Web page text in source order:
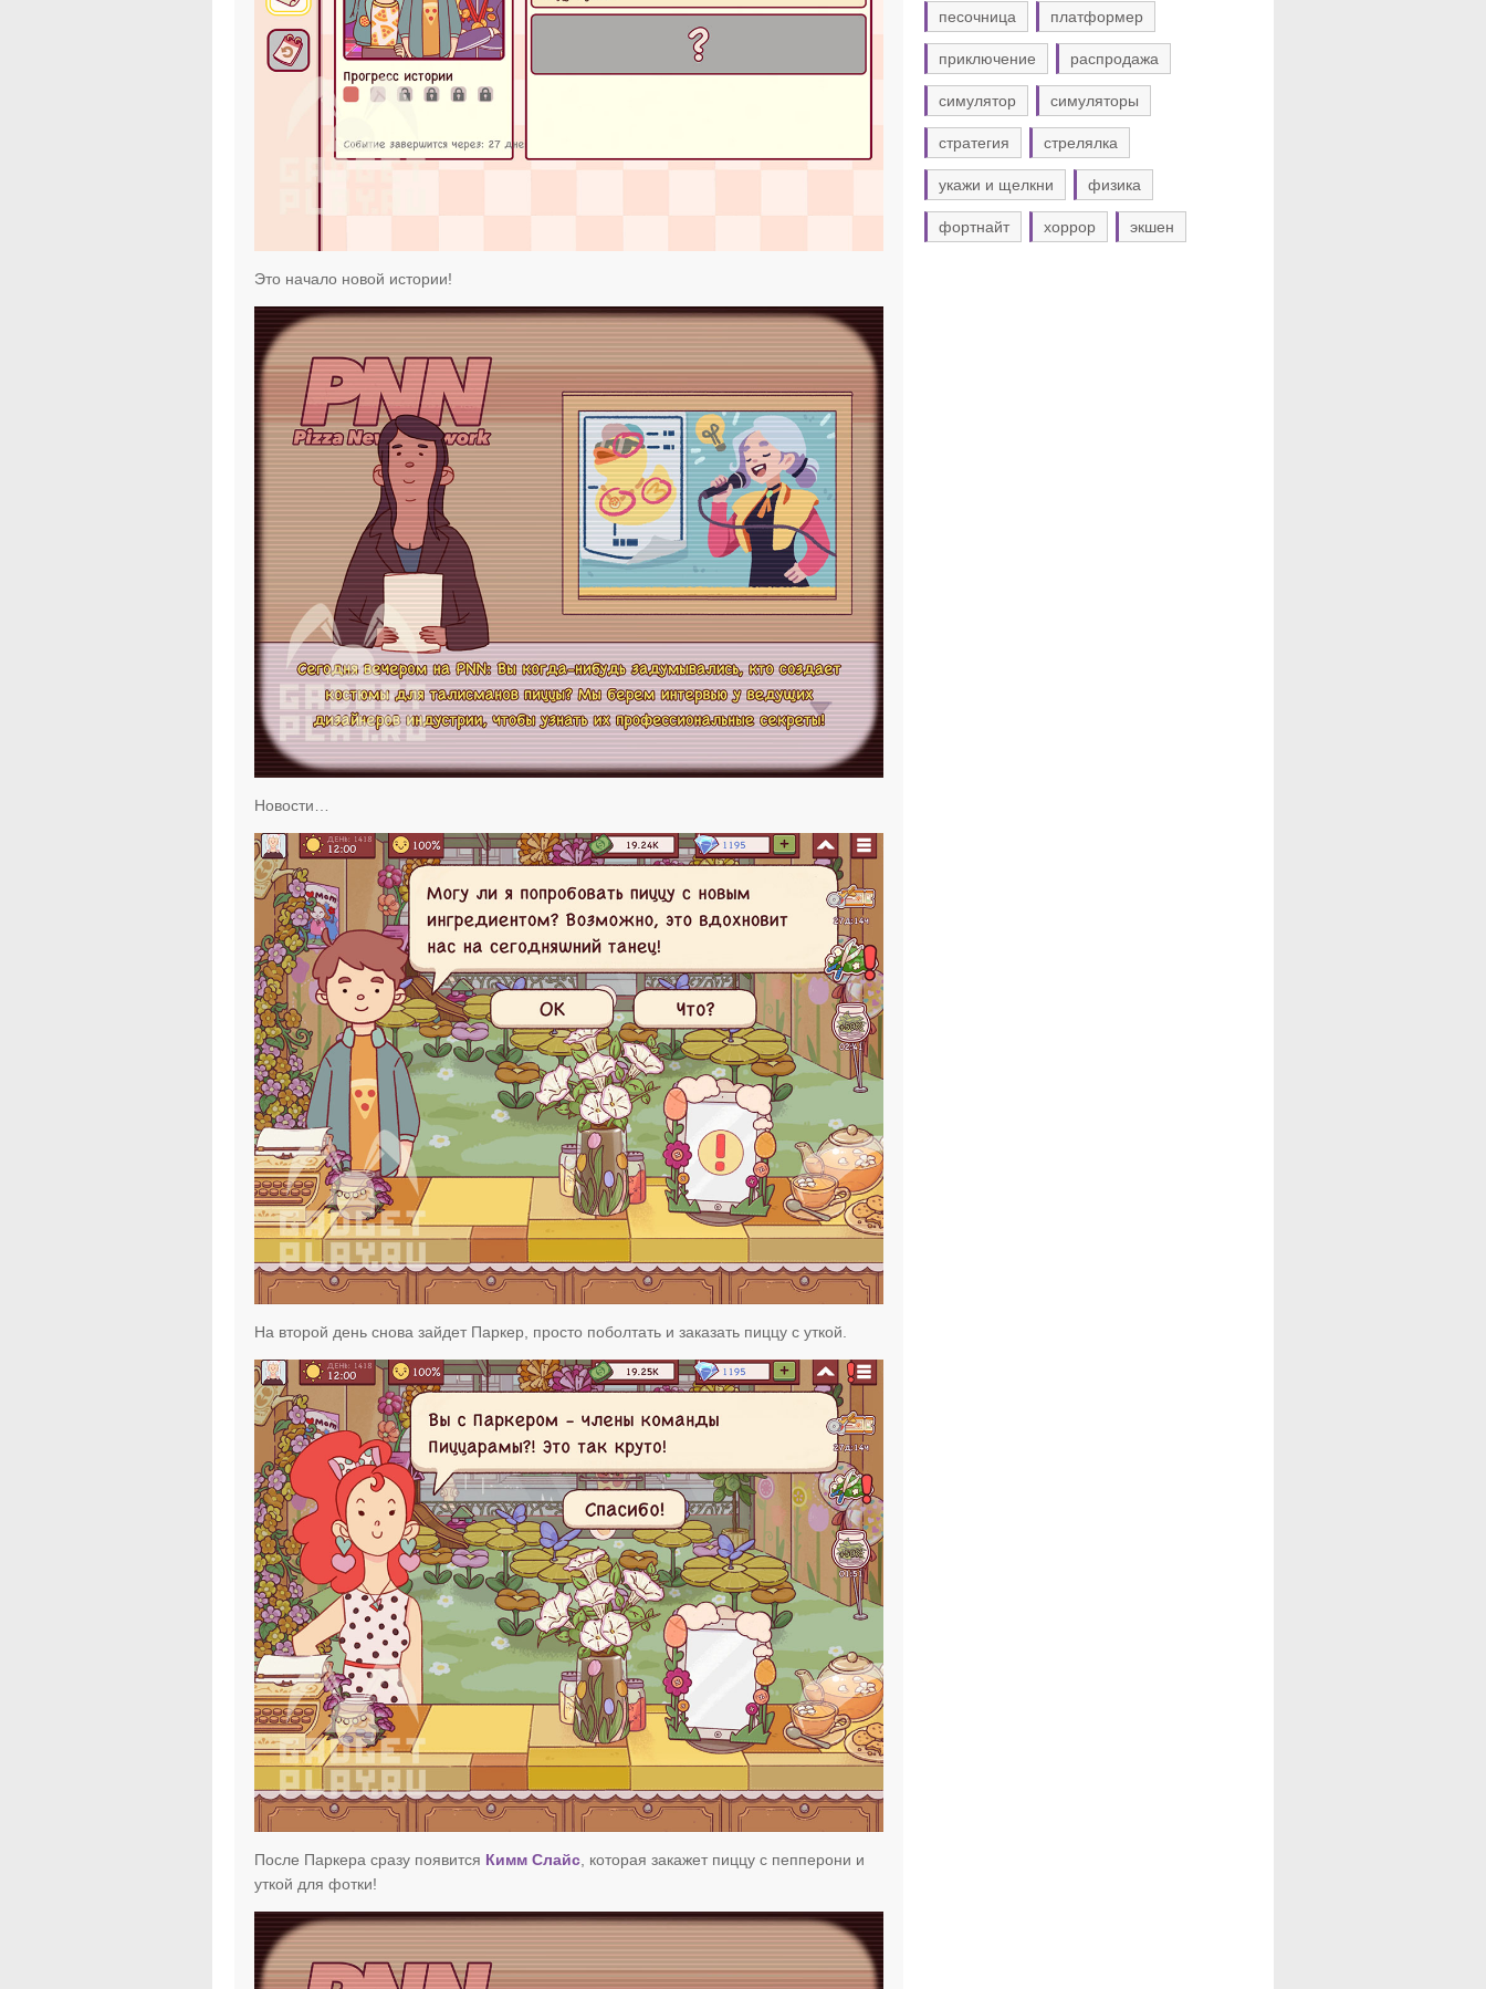
Это начало новой истории!
Новости…
На второй день снова зайдет Паркер, просто поболтать и заказать пиццу с уткой.
После Паркера сразу появится Кимм Слайс , которая закажет пиццу с пепперони и
уткой для фотки!
песочница платформер
приключение распродажа
симулятор симуляторы
стратегия стрелялка
укажи и щелкни физика
фортнайт хоррор экшен